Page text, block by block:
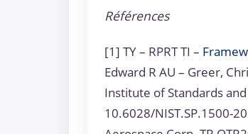
Références
[1] TY – RPRT TI –
Edward R AU – Greer,
Institute of Standards and
10.6028/NIST.SP.1500-